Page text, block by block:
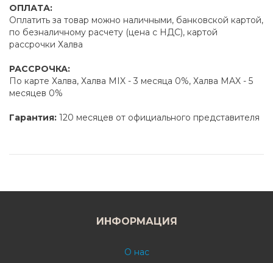
ОПЛАТА:
Оплатить за товар можно наличными, банковской картой,
по безналичному расчету (цена с НДС), картой
рассрочки Халва
РАССРОЧКА:
По карте Халва, Халва MIX - 3 месяца 0%, Халва MAX - 5
месяцев 0%
Гарантия: 120 месяцев от официального представителя
ИНФОРМАЦИЯ
О нас